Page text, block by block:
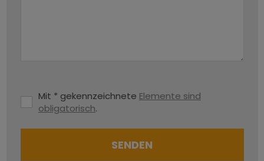
Mit * gekennzeichnete Elemente sind
obligatorisch.
SENDEN